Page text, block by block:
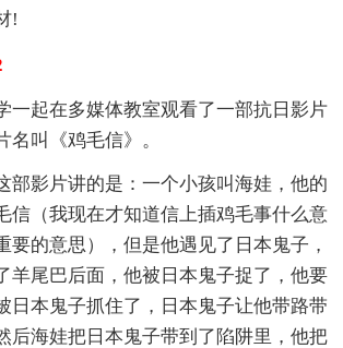
!
一起在多媒体教室观看了一部抗日影片
名叫《鸡毛信》。
部影片讲的是：一个小孩叫海娃，他的
信（我现在才知道信上插鸡毛事什么意
要的意思），但是他遇见了日本鬼子，
羊尾巴后面，他被日本鬼子捉了，他要
日本鬼子抓住了，日本鬼子让他带路带
后海娃把日本鬼子带到了陷阱里，他把